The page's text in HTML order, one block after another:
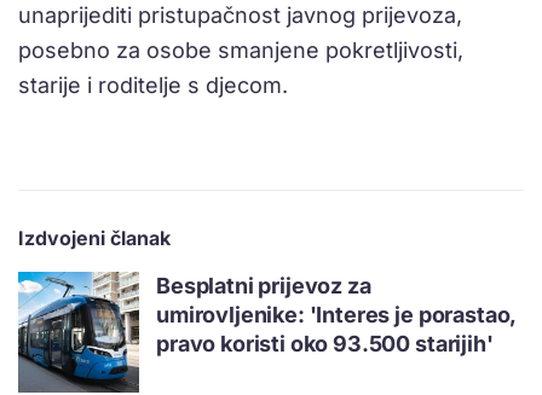
unaprijediti pristupačnost javnog prijevoza,
posebno za osobe smanjene pokretljivosti,
starije i roditelje s djecom.
Izdvojeni članak
Besplatni prijevoz za
umirovljenike: 'Interes je porastao,
pravo koristi oko 93.500 starijih'